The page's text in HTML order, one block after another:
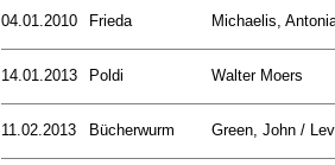
04.01.2010 Frieda Michaelis,
14.01.2013 Poldi Walter Moers
11.02.2013 Bücherwurm Green, John /